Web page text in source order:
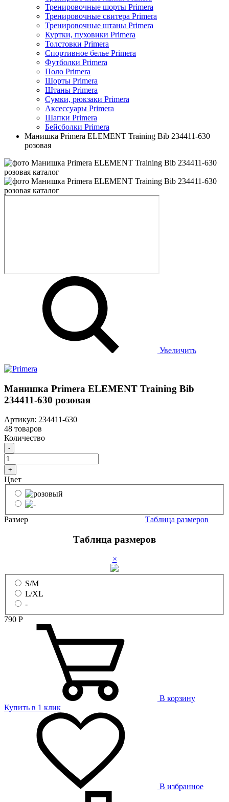
Тренировочные шорты Primera
Тренировочные свитера Primera
Тренировочные штаны Primera
Куртки, пуховики Primera
Толстовки Primera
Спортивное белье Primera
Футболки Primera
Поло Primera
Шорты Primera
Штаны Primera
Сумки, рюкзаки Primera
Аксессуары Primera
Шапки Primera
Бейсболки Primera
Манишка Primera ELEMENT Training Bib 234411-630
розовая
Увеличить
Манишка Primera ELEMENT Training Bib
234411-630 розовая
Артикул: 234411-630
48 товаров
Количество
-
+
Цвет
Размер Таблица размеров
Таблица размеров
×
S/M
L/XL
-
790 Р
В корзину
Купить в 1 клик
В избранное